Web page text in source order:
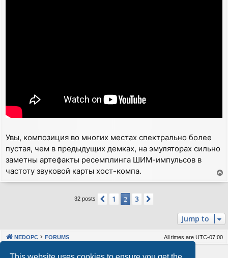
Увы, композиция во многих местах спектрально более
пустая, чем в предыдущих демках, на эмуляторах сильно
заметны артефакты ресемплинга ШИМ-импульсов в
частоту звуковой карты хост-компа.
o
32 posts Previous
1 2 3
Jump to
NEDOPC FORUMS All times are UTC-07:00
Powered by phpBB® Forum Software © phpBB Limited